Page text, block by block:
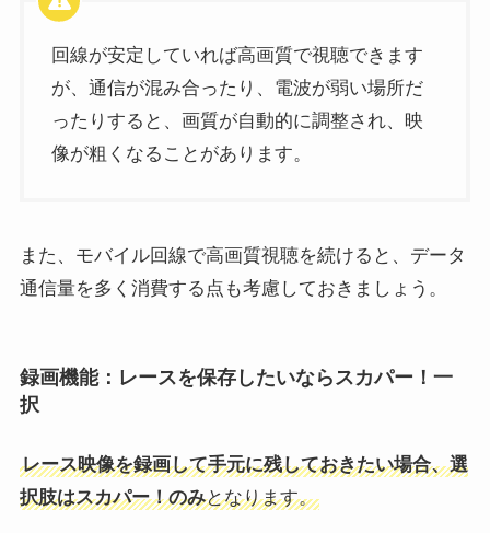
回線が安定していれば高画質で視聴できます
が、通信が混み合ったり、電波が弱い場所だ
ったりすると、画質が自動的に調整され、映
像が粗くなることがあります。
また、モバイル回線で高画質視聴を続けると、データ
通信量を多く消費する点も考慮しておきましょう。
録画機能：レースを保存したいならスカパー！一
択
レース映像を録画して手元に残しておきたい場合、選
択肢はスカパー！のみとなります。